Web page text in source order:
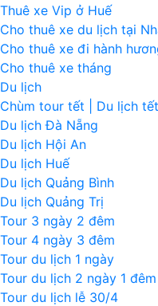
Thuê xe Vip ở Huế
Cho thuê xe du lịch tại
Cho thuê xe đi hành
Cho thuê xe tháng
Du lịch
Chùm tour tết | Du lịch
Du lịch Đà Nẵng
Du lịch Hội An
Du lịch Huế
Du lịch Quảng Bình
Du lịch Quảng Trị
Tour 3 ngày 2 đêm
Tour 4 ngày 3 đêm
Tour du lịch 1 ngày
Tour du lịch 2 ngày 1 đêm
Tour du lịch lễ 30/4